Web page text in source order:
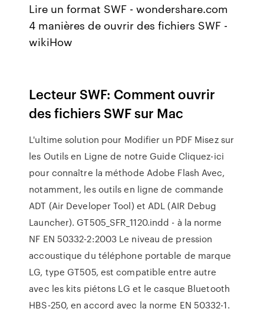
Lire un format SWF - wondershare.com
4 manières de ouvrir des fichiers SWF -
wikiHow
Lecteur SWF: Comment ouvrir
des fichiers SWF sur Mac
L'ultime solution pour Modifier un PDF Misez sur
les Outils en Ligne de notre Guide Cliquez-ici
pour connaître la méthode Adobe Flash Avec,
notamment, les outils en ligne de commande
ADT (Air Developer Tool) et ADL (AIR Debug
Launcher). GT505_SFR_1120.indd - à la norme
NF EN 50332-2:2003 Le niveau de pression
accoustique du téléphone portable de marque
LG, type GT505, est compatible entre autre
avec les kits piétons LG et le casque Bluetooth
HBS-250, en accord avec la norme EN 50332-1.